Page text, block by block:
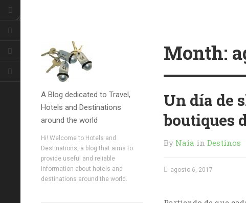
A Blog dedicated to Travel,
Hotels and Destinations
around the world
Hi! Welcome to Hotels and
Destinations, a blog that aims to
provide useful and reliable
information about hotels and
destinations around the world.
Month:
Un día de
boutiques
By Naia in Destinos
agosto 6, 2017